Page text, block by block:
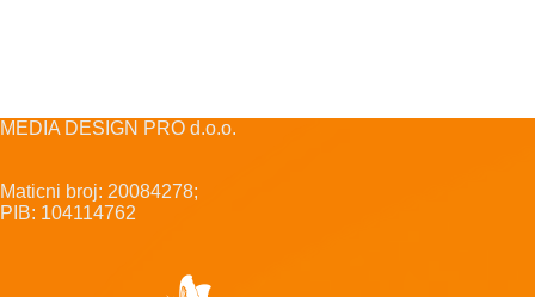
MEDIA DESIGN PRO d.o.o.
Maticni broj: 20084278;
PIB: 104114762